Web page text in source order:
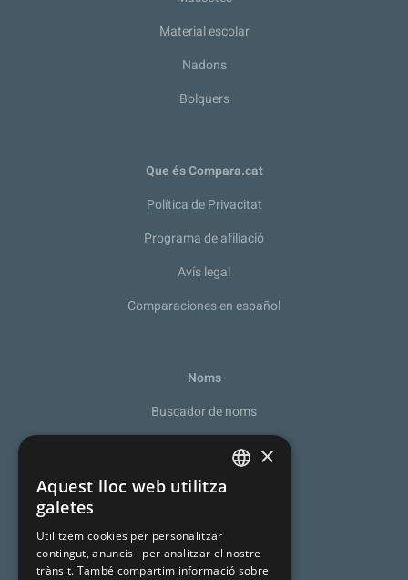
Material escolar
Nadons
Bolquers
Que és Compara.cat
Política de Privacitat
Programa de afiliació
Avís legal
Comparaciones en español
Noms
Buscador de noms
Recomanador de noms
De la A a la Z
Cognoms catalansENGLISH
×
Aquest lloc web utilitza
galetes
Utilitzem cookies per personalitzar
contingut, anuncis i per analitzar el nostre
trànsit. També compartim informació sobre